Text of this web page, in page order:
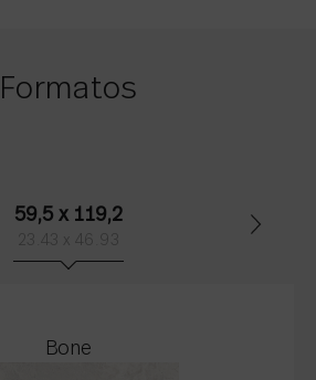
Formatos
59,5 x 119,2
23.43 x 46.93
Bone